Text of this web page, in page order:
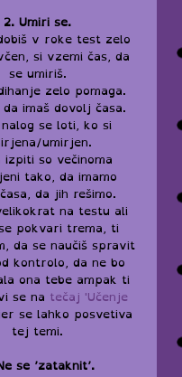
2. Umiri se.
v roke test zelo
si vzemi čas, da
se umiriš.
zelo pomaga.
imaš dovolj časa.
se loti, ko si
umirjen.
izpiti so večinoma
tako, da imamo
da jih rešimo.
na testu ali
pokvari trema, ti
da se naučiš spravit
kontrolo, da ne bo
ona tebe ampak ti
se na tečaj 'Učenje
se lahko posvetiva
tej temi.
se ’zataknit’.